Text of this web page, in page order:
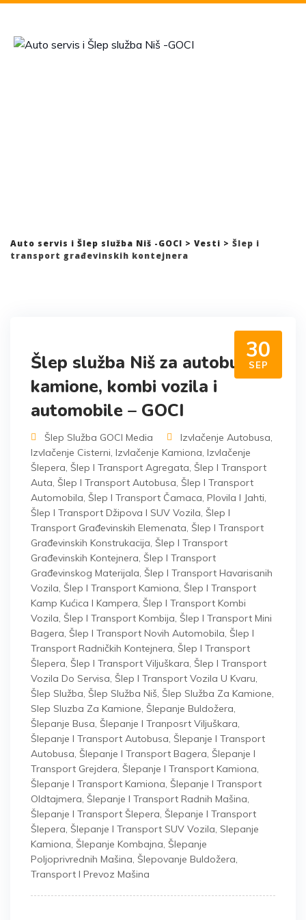
Skip
content
Auto servis i Šlep služba Niš -GOCI > Vesti > Šlep i
transport građevinskih kontejnera
30
SEP
Šlep služba Niš za autobuse,
kamione, kombi vozila i
automobile – GOCI
Šlep Služba GOCI Media Izvlačenje Autobusa,
Izvlačenje Cisterni, Izvlačenje Kamiona, Izvlačenje
Šlepera, Šlep I Transport Agregata, Šlep I Transport
Auta, Šlep I Transport Autobusa, Šlep I Transport
Automobila, Šlep I Transport Čamaca, Plovila I Jahti,
Šlep I Transport Džipova I SUV Vozila, Šlep I
Transport Građevinskih Elemenata, Šlep I Transport
Građevinskih Konstrukacija, Šlep I Transport
Građevinskih Kontejnera, Šlep I Transport
Građevinskog Materijala, Šlep I Transport Havarisanih
Vozila, Šlep I Transport Kamiona, Šlep I Transport
Kamp Kućica I Kampera, Šlep I Transport Kombi
Vozila, Šlep I Transport Kombija, Šlep I Transport Mini
Bagera, Šlep I Transport Novih Automobila, Šlep I
Transport Radničkih Kontejnera, Šlep I Transport
Šlepera, Šlep I Transport Viljuškara, Šlep I Transport
Vozila Do Servisa, Šlep I Transport Vozila U Kvaru,
Šlep Služba, Šlep Služba Niš, Šlep Služba Za Kamione,
Slep Sluzba Za Kamione, Šlepanje Buldožera,
Šlepanje Busa, Šlepanje I Tranposrt Viljuškara,
Šlepanje I Transport Autobusa, Šlepanje I Transport
Autobusa, Šlepanje I Transport Bagera, Šlepanje I
Transport Grejdera, Šlepanje I Transport Kamiona,
Šlepanje I Transport Kamiona, Šlepanje I Transport
Oldtajmera, Šlepanje I Transport Radnih Mašina,
Šlepanje I Transport Šlepera, Šlepanje I Transport
Šlepera, Šlepanje I Transport SUV Vozila, Slepanje
Kamiona, Šlepanje Kombajna, Šlepanje
Poljoprivrednih Mašina, Šlepovanje Buldožera,
Transport I Prevoz Mašina